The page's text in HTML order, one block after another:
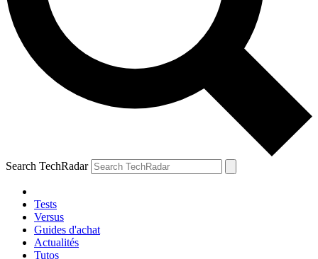
Search TechRadar
Tests
Versus
Guides d'achat
Actualités
Tutos